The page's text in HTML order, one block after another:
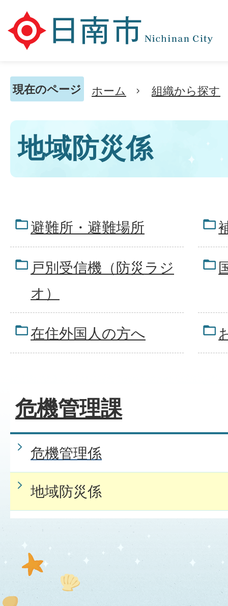
現在のページ ホーム 組織から探す
地域防災係
避難所・避難場所
戸別受信機（防災ラジ
オ）
在住外国人の方へ
危機管理課
危機管理係
地域防災係